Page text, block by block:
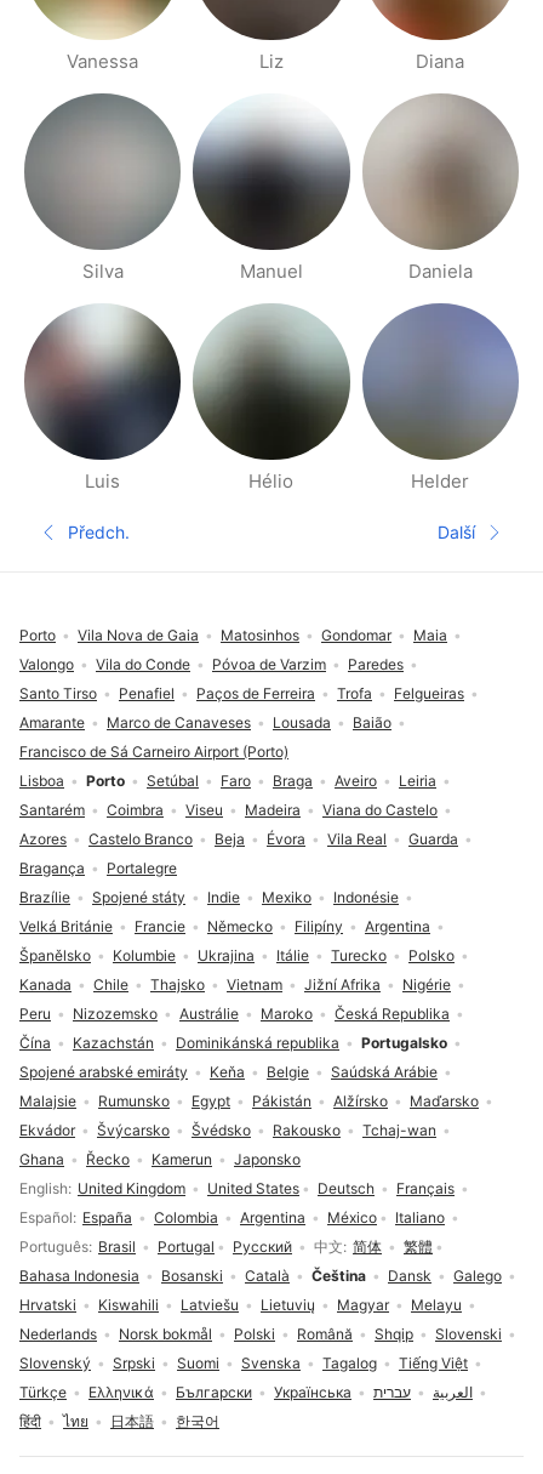
Vanessa Liz Diana
Silva Manuel Daniela
Luis Hélio Helder
Stránky Lidé v okolí
Předchozí strana
Předch.
Další
Další
Volba jazyka
English United Kingdom United States Deutsch
Français
Español
España Colombia Argentina México
Italiano
Português Brasil Portugal Русский 中文 简体
繁體
Bahasa Indonesia
Bosanski Català Čeština Dansk
Galego
Hrvatski
Kiswahili Latviešu Lietuvių Magyar
Melayu
Nederlands
Norsk bokmål Polski Română Shqip
Slovenski
Slovenský
Srpski Suomi Svenska Tagalog
Tiếng Việt
Türkçe
Ελληνικά Български Українська עברית
العربية
हिंदी
ไทย 日本語 한국어
Brazílie Spojené státy Indie Mexiko
Indonésie
Velká Británie
Francie Německo Filipíny
Argentina
Španělsko
Kolumbie Ukrajina Itálie Turecko
Polsko
Kanada
Chile Thajsko Vietnam Jižní Afrika
Nigérie
Peru
Nizozemsko Austrálie Maroko
Česká Republika
Čína
Kazachstán Dominikánská republika
Portugalsko
Spojené arabské emiráty
Keňa Belgie
Saúdská Arábie
Malajsie
Rumunsko Egypt Pákistán Alžírsko
Maďarsko
Ekvádor
Švýcarsko Švédsko Rakousko
Tchaj-wan
Ghana
Řecko Kamerun Japonsko
Lisboa Porto Setúbal Faro Braga Aveiro
Leiria
Santarém
Coimbra Viseu Madeira
Viana do Castelo
Azores
Castelo Branco Beja Évora Vila Real
Guarda
Bragança
Portalegre
Porto Vila Nova de Gaia Matosinhos Gondomar
Maia
Valongo
Vila do Conde Póvoa de Varzim
Paredes
Santo Tirso
Penafiel Paços de Ferreira Trofa
Felgueiras
Amarante
Marco de Canaveses Lousada
Baião
Francisco de Sá Carneiro Airport (Porto)